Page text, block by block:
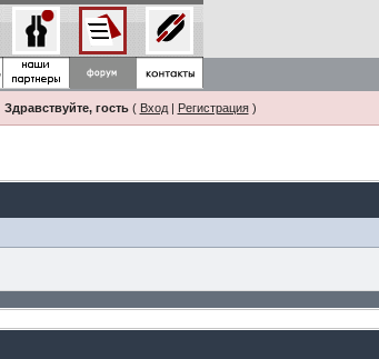
Здравствуйте, гость( Вход| Регистрация)